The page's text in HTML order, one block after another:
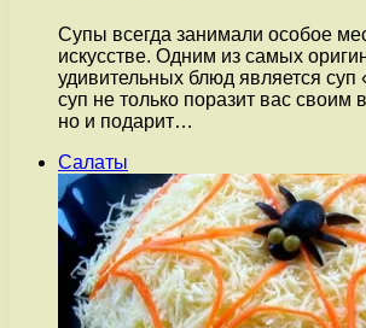
Супы всегда занимали особое
искусстве. Одним из самых
удивительных блюд является суп
суп не только поразит вас
но и подарит…
Салаты